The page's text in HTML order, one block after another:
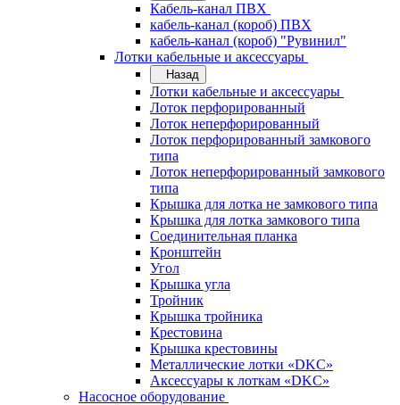
Кабель-канал ПВХ
кабель-канал (короб) ПВХ
кабель-канал (короб) "Рувинил"
Лотки кабельные и аксессуары
Назад
Лотки кабельные и аксессуары
Лоток перфорированный
Лоток неперфорированный
Лоток перфорированный замкового
типа
Лоток неперфорированный замкового
типа
Крышка для лотка не замкового типа
Крышка для лотка замкового типа
Соединительная планка
Кронштейн
Угол
Крышка угла
Тройник
Крышка тройника
Крестовина
Крышка крестовины
Металлические лотки «DKC»
Аксессуары к лоткам «DKC»
Насосное оборудование